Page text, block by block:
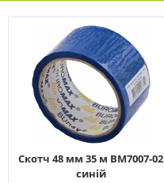
Скотч 48 мм 35 м ВМ7007-02
синій